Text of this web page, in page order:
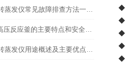
◆ *
◆
◆
◆
◆